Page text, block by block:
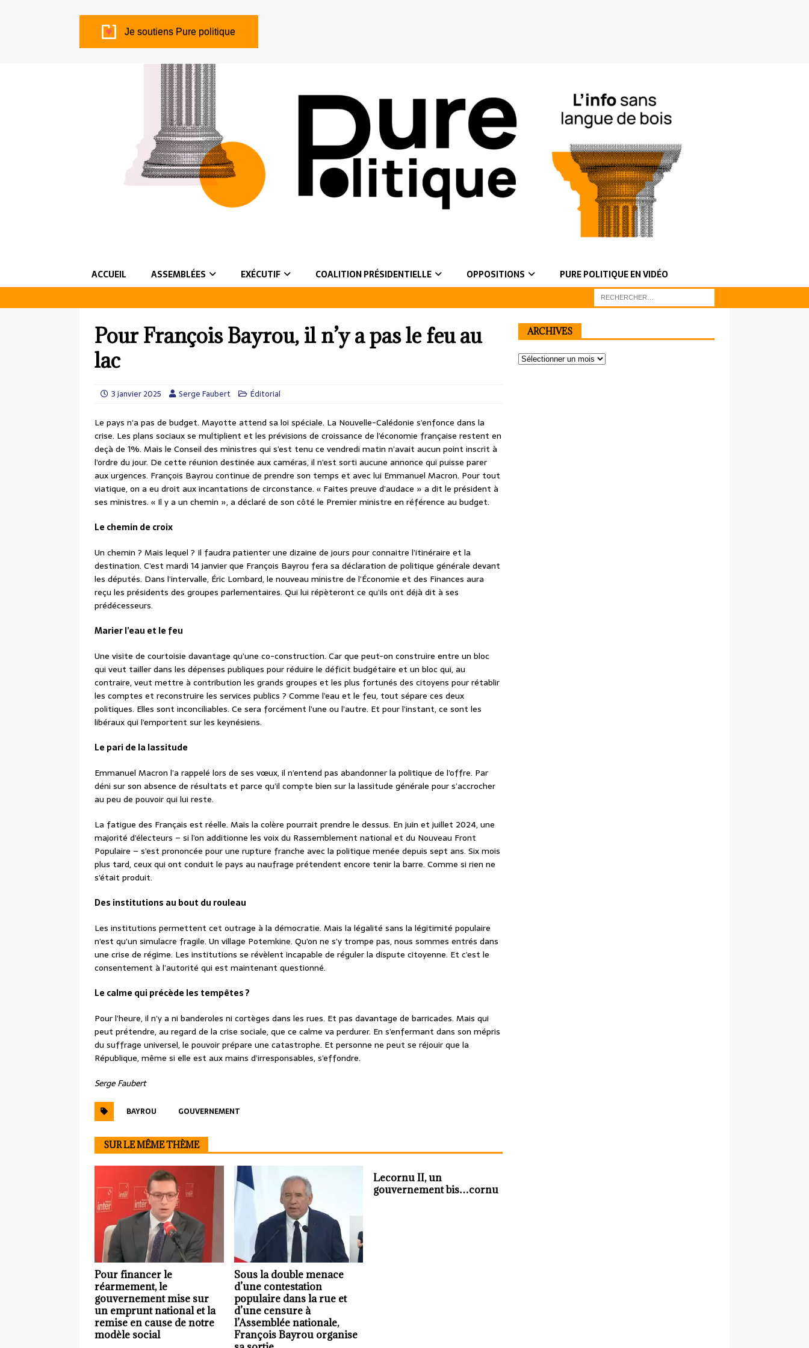
Je soutiens Pure politique
ACCUEIL ASSEMBLÉES EXÉCUTIF COALITION PRÉSIDENTIELLE OPPOSITIONS PURE POLITIQUE EN VIDÉO
Pour François Bayrou, il n’y a pas le feu au
lac
3 janvier 2025 Serge Faubert Éditorial
Le pays n’a pas de budget. Mayotte attend sa loi spéciale. La Nouvelle-Calédonie s’enfonce dans la
crise. Les plans sociaux se multiplient et les prévisions de croissance de l’économie française restent en
deçà de 1%. Mais le Conseil des ministres qui s’est tenu ce vendredi matin n’avait aucun point inscrit à
l’ordre du jour. De cette réunion destinée aux caméras, il n’est sorti aucune annonce qui puisse parer
aux urgences. François Bayrou continue de prendre son temps et avec lui Emmanuel Macron. Pour tout
viatique, on a eu droit aux incantations de circonstance. « Faites preuve d’audace » a dit le président à
ses ministres. « Il y a un chemin », a déclaré de son côté le Premier ministre en référence au budget.
Le chemin de croix
Un chemin ? Mais lequel ? Il faudra patienter une dizaine de jours pour connaitre l’itinéraire et la
destination. C’est mardi 14 janvier que François Bayrou fera sa déclaration de politique générale devant
les députés. Dans l’intervalle, Éric Lombard, le nouveau ministre de l’Économie et des Finances aura
reçu les présidents des groupes parlementaires. Qui lui répèteront ce qu’ils ont déjà dit à ses
prédécesseurs.
Marier l’eau et le feu
Une visite de courtoisie davantage qu’une co-construction. Car que peut-on construire entre un bloc
qui veut tailler dans les dépenses publiques pour réduire le déficit budgétaire et un bloc qui, au
contraire, veut mettre à contribution les grands groupes et les plus fortunés des citoyens pour rétablir
les comptes et reconstruire les services publics ? Comme l’eau et le feu, tout sépare ces deux
politiques. Elles sont inconciliables. Ce sera forcément l’une ou l’autre. Et pour l’instant, ce sont les
libéraux qui l’emportent sur les keynésiens.
Le pari de la lassitude
Emmanuel Macron l’a rappelé lors de ses vœux, il n’entend pas abandonner la politique de l’offre. Par
déni sur son absence de résultats et parce qu’il compte bien sur la lassitude générale pour s’accrocher
au peu de pouvoir qui lui reste.
La fatigue des Français est réelle. Mais la colère pourrait prendre le dessus. En juin et juillet 2024, une
majorité d’électeurs – si l’on additionne les voix du Rassemblement national et du Nouveau Front
Populaire – s’est prononcée pour une rupture franche avec la politique menée depuis sept ans. Six mois
plus tard, ceux qui ont conduit le pays au naufrage prétendent encore tenir la barre. Comme si rien ne
s’était produit.
Des institutions au bout du rouleau
Les institutions permettent cet outrage à la démocratie. Mais la légalité sans la légitimité populaire
n’est qu’un simulacre fragile. Un village Potemkine. Qu’on ne s’y trompe pas, nous sommes entrés dans
une crise de régime. Les institutions se révèlent incapable de réguler la dispute citoyenne. Et c’est le
consentement à l’autorité qui est maintenant questionné.
Le calme qui précède les tempêtes ?
Pour l’heure, il n’y a ni banderoles ni cortèges dans les rues. Et pas davantage de barricades. Mais qui
peut prétendre, au regard de la crise sociale, que ce calme va perdurer. En s’enfermant dans son mépris
du suffrage universel, le pouvoir prépare une catastrophe. Et personne ne peut se réjouir que la
République, même si elle est aux mains d’irresponsables, s’effondre.
Serge Faubert
BAYROU GOUVERNEMENT
SUR LE MÊME THÈME
Pour financer le
réarmement, le
gouvernement mise sur
un emprunt national et la
remise en cause de notre
modèle social
Sous la double menace
d’une contestation
populaire dans la rue et
d’une censure à
l’Assemblée nationale,
François Bayrou organise
Lecornu II, un
gouvernement bis…cornu
ARCHIVES